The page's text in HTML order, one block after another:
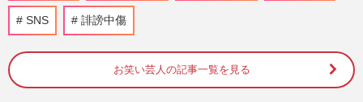
【フワちゃんプロレス】川島明・有吉弘行
が指摘！『帰った芸能人』への苦言と社長
の反応
週刊女性PRIME 2026/1/31
SNS 誹謗中傷
お笑い芸人の記事一覧を見る